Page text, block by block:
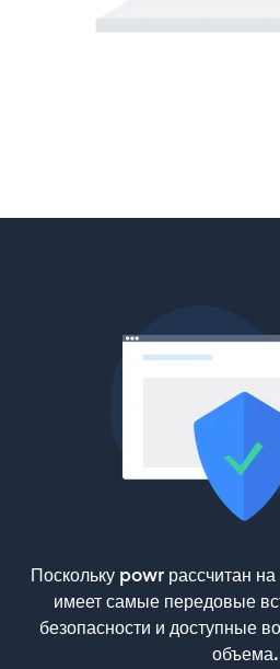
Поскольку powr рассчитан
имеет самые передовые
безопасности и доступные
объема.